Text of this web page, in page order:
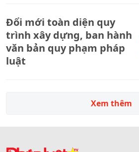
Đổi mới toàn diện quy
trình xây dựng, ban hành
văn bản quy phạm pháp
luật
Xem thêm